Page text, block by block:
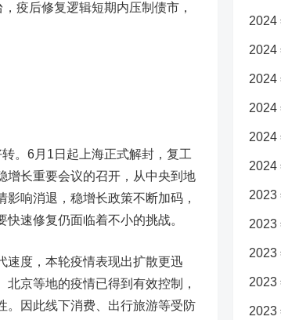
后修复逻辑短期内压制债市，
6月1日起上海正式解封，复工
增长重要会议的召开，从中央到地
响消退，稳增长政策不断加码，
速修复仍面临着不小的挑战。
度，本轮疫情表现出扩散更迅
京等地的疫情已得到有效控制，
。因此线下消费、出行旅游等受防
2024
2024
2024
2024
2024
2024
2023
2023
2023
2023
2023